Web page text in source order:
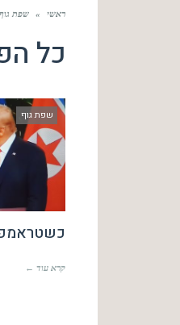
ראשי » שפת גוף
כל
שפת גוף
קרא עוד ←